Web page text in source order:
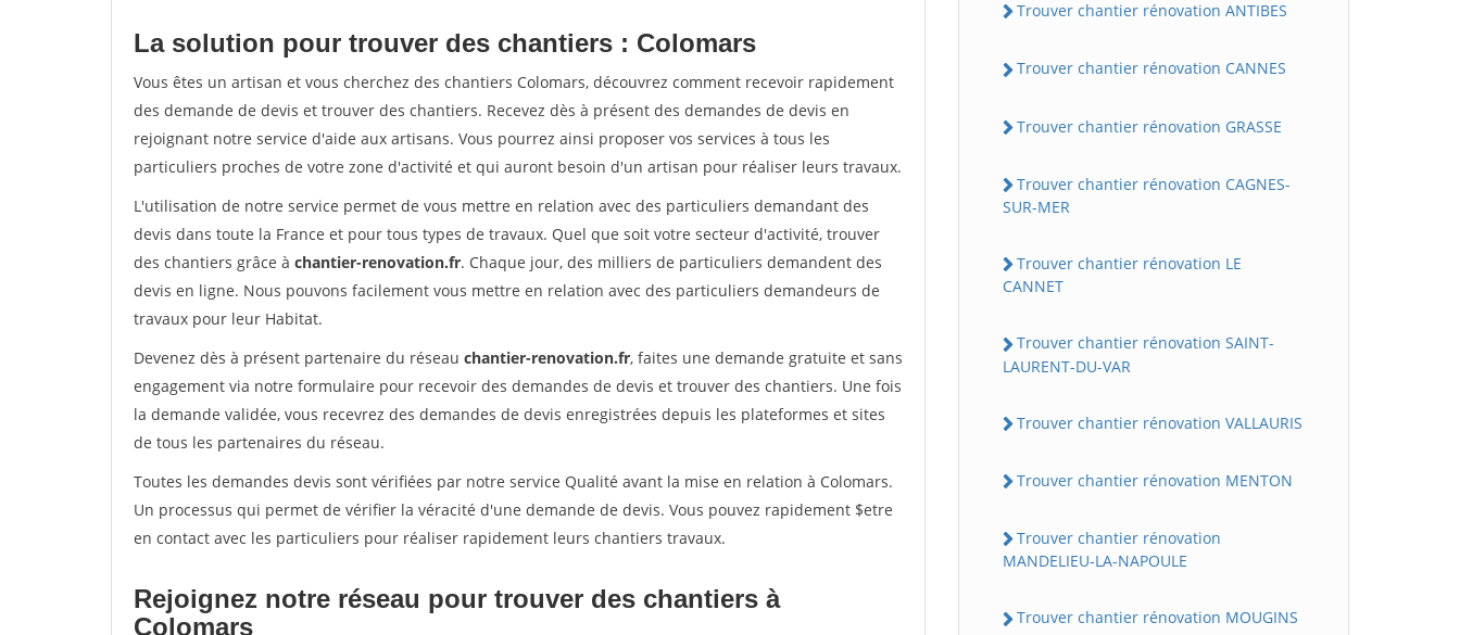
La solution pour trouver des chantiers : Colomars
Vous êtes un artisan et vous cherchez des chantiers Colomars, découvrez comment recevoir rapidement
des demande de devis et trouver des chantiers. Recevez dès à présent des demandes de devis en
rejoignant notre service d'aide aux artisans. Vous pourrez ainsi proposer vos services à tous les
particuliers proches de votre zone d'activité et qui auront besoin d'un artisan pour réaliser leurs travaux.
L'utilisation de notre service permet de vous mettre en relation avec des particuliers demandant des
devis dans toute la France et pour tous types de travaux. Quel que soit votre secteur d'activité, trouver
des chantiers grâce à chantier-renovation.fr. Chaque jour, des milliers de particuliers demandent des
devis en ligne. Nous pouvons facilement vous mettre en relation avec des particuliers demandeurs de
travaux pour leur Habitat.
Devenez dès à présent partenaire du réseau chantier-renovation.fr, faites une demande gratuite et sans
engagement via notre formulaire pour recevoir des demandes de devis et trouver des chantiers. Une fois
la demande validée, vous recevrez des demandes de devis enregistrées depuis les plateformes et sites
de tous les partenaires du réseau.
Toutes les demandes devis sont vérifiées par notre service Qualité avant la mise en relation à Colomars.
Un processus qui permet de vérifier la véracité d'une demande de devis. Vous pouvez rapidement $etre
en contact avec les particuliers pour réaliser rapidement leurs chantiers travaux.
Rejoignez notre réseau pour trouver des chantiers à
Colomars
Trouver chantier rénovation ANTIBES
Trouver chantier rénovation CANNES
Trouver chantier rénovation GRASSE
Trouver chantier rénovation CAGNES-
SUR-MER
Trouver chantier rénovation LE
CANNET
Trouver chantier rénovation SAINT-
LAURENT-DU-VAR
Trouver chantier rénovation VALLAURIS
Trouver chantier rénovation MENTON
Trouver chantier rénovation
MANDELIEU-LA-NAPOULE
Trouver chantier rénovation MOUGINS